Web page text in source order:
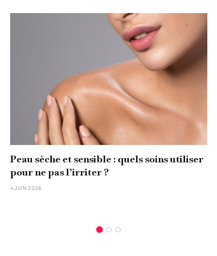
Peau sèche et sensible : quels soins utiliser
pour ne pas l’irriter ?
4 JUIN 2026